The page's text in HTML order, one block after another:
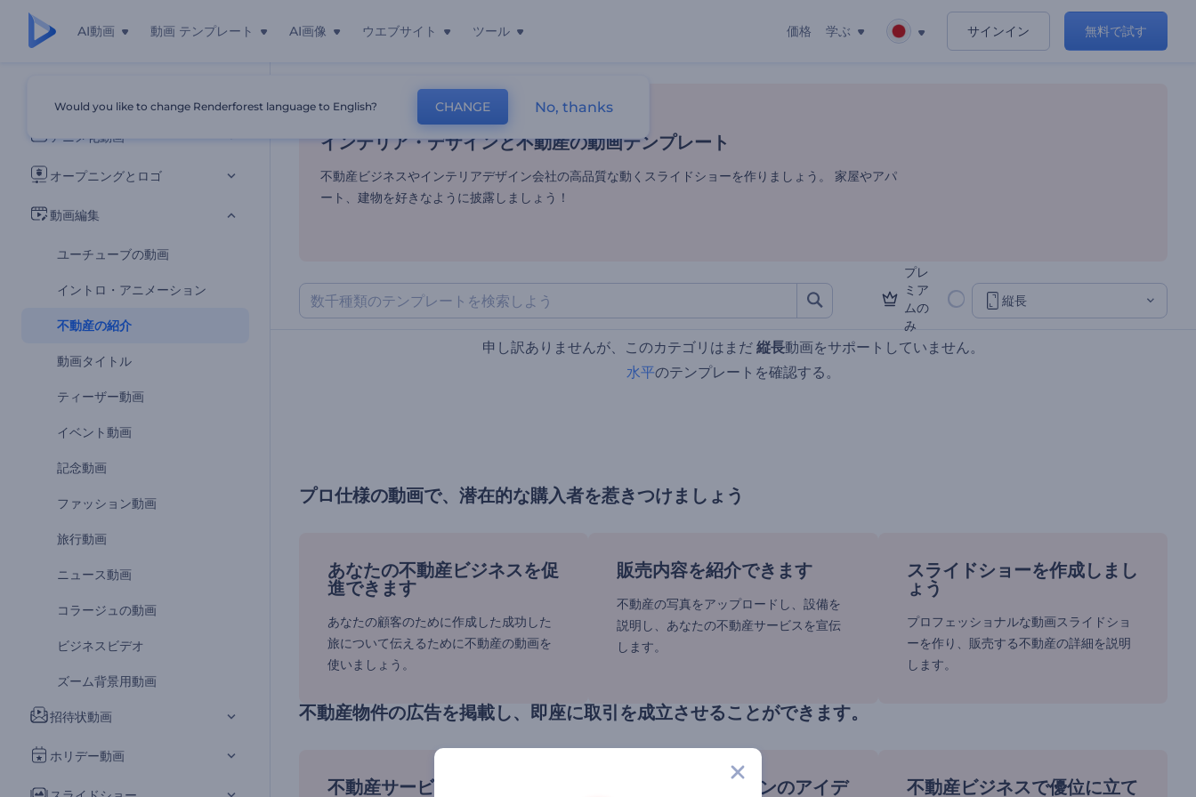
AI動画 動画 テンプレート AI画像 ウエブサイト ツール 価格 学ぶ サインイン 無料で試す
すべてのテンプレート
アニメ化動画
オープニングとロゴ
動画編集
ユーチューブの動画
イントロ・アニメーション
不動産の紹介
動画タイトル
ティーザー動画
イベント動画
記念動画
ファッション動画
旅行動画
ニュース動画
コラージュの動画
ビジネスビデオ
ズーム背景用動画
招待状動画
ホリデー動画
インテリア・デザインと不動産の動画テンプレート
ホーム テンプレート 動画編集 不動産の紹介
インテリア・デザインと不動産の動画テンプレート
不動産ビジネスやインテリアデザイン会社の高品質な動くスライドショーを作りましょう。 家屋やアパ
ート、建物を好きなように披露しましょう！
プレ
ミア
ムの
み
縦長
申し訳ありませんが、このカテゴリはまだ 縦長動画をサポートしていません。
水平のテンプレートを確認する。
プロ仕様の動画で、潜在的な購入者を惹きつけましょう
あなたの不動産ビジネスを促
進できます
あなたの顧客のために作成した成功した
旅について伝えるために不動産の動画を
使いましょう。
販売内容を紹介できます
不動産の写真をアップロードし、設備を
説明し、あなたの不動産サービスを宣伝
します。
スライドショーを作成しまし
ょう
プロフェッショナルな動画スライドショ
ーを作り、販売する不動産の詳細を説明
します。
不動産物件の広告を掲載し、即座に取引を成立させることができます。
不動産サービスの自己宣伝
インテリアデザインのアイデ
不動産ビジネスで優位に立て
Would you like to change Renderforest language to English? CHANGE No, thanks